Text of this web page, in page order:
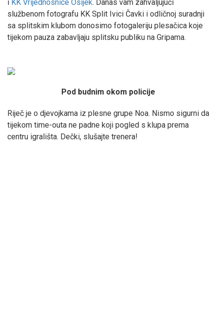
i KK Vrijednosnice Osijek. Danas vam zahvaljujući
službenom fotografu KK Split Ivici Čavki i odličnoj suradnji
sa splitskim klubom donosimo fotogaleriju plesačica koje
tijekom pauza zabavljaju splitsku publiku na Gripama.
Pod budnim okom policije
Riječ je o djevojkama iz plesne grupe Noa. Nismo sigurni da
tijekom time-outa ne padne koji pogled s klupa prema
centru igrališta. Dečki, slušajte trenera!